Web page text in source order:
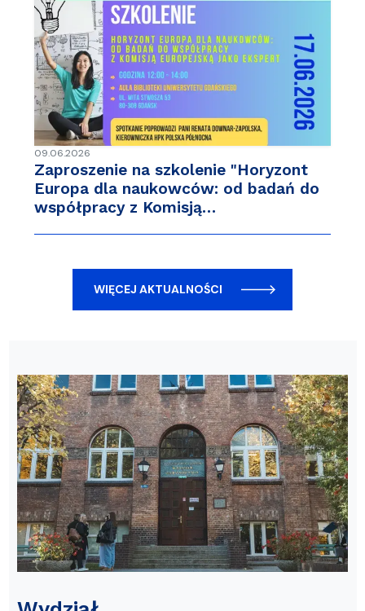
09.06.2026
Zaproszenie na szkolenie "Horyzont
Europa dla naukowców: od badań do
współpracy z Komisją…
WIĘCEJ AKTUALNOŚCI